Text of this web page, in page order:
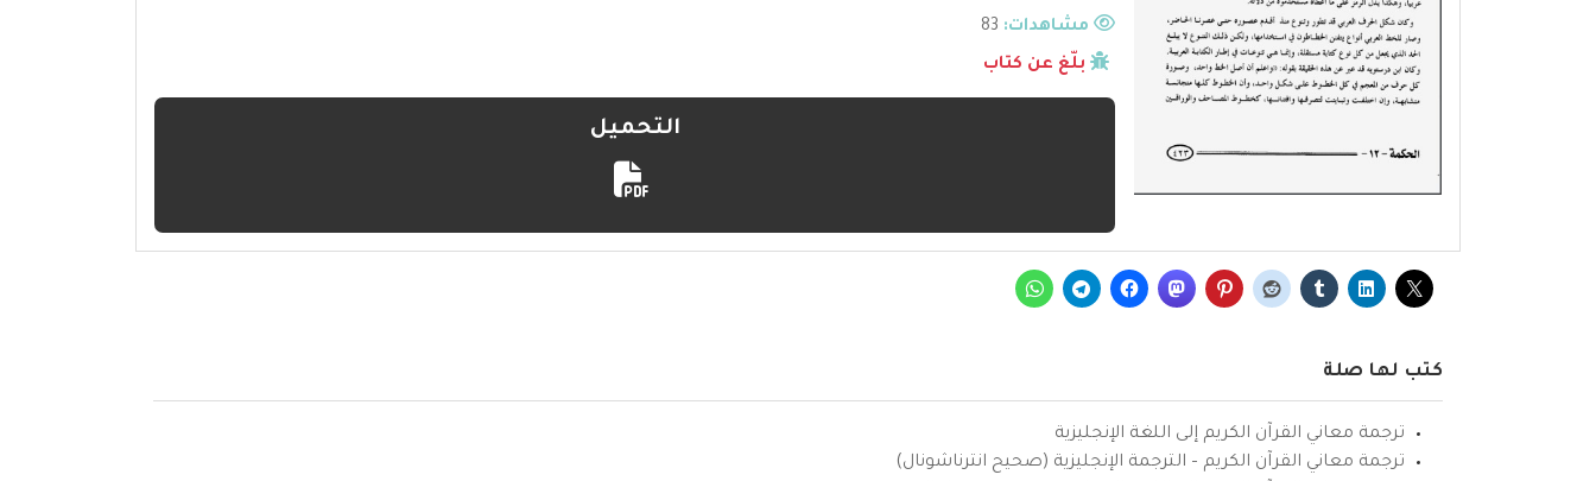
مشاهدات:
بلّغ عن كتاب
التحميل
كتب لها صلة
ترجمة معاني القرآن الكريم إلى اللغة الإنجليزية
ترجمة معاني القرآن الكريم – الترجمة الإنجليزية (صحيح انترناشونال)